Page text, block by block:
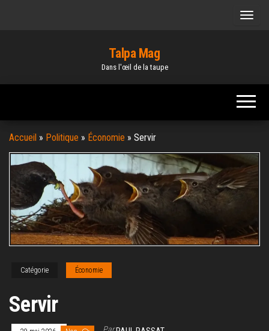
Talpa Mag
Dans l'œil de la taupe
Accueil » Politique » Économie » Servir
Catégorie Économie
Servir
Par